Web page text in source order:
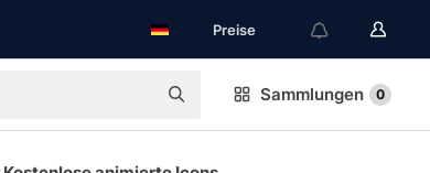
Preise
Sammlungen 0